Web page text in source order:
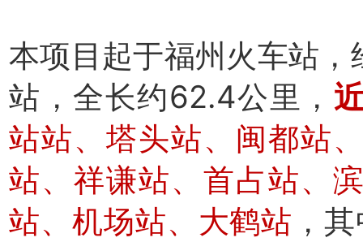
本项目起于福州火车站
站，全长约62.4公里，
站站、塔头站、闽都站
站、祥谦站、首占站、
站、机场站、大鹤站 ，